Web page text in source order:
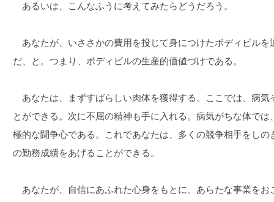
あるいは、こんなふうに考えてみたらどうだろう。
あなたが、いささかの費用を投じて身につけたボディビルを
だ、と。つまり、ボディビルの生産的価値づけである。
あなたは、まずすばらしい肉体を獲得する。ここでは、病気
とができる。次に不屈の精神も手に入れる。病気がちな体で
極的な闘争心である。これであなたは、多くの競争相手をし
の勤務成績をあげることができる。
あなたが、自信にあふれた心身をもとに、あらたな事業をお